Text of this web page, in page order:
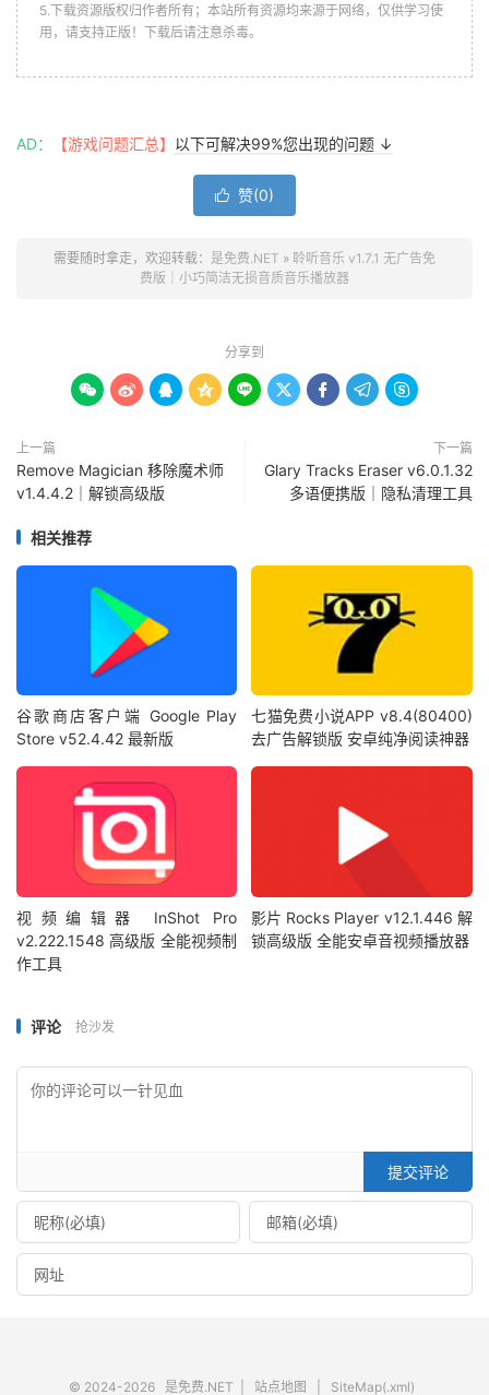
5.下载资源版权归作者所有；本站所有资源均来源于网络，仅供学习使
用，请支持正版！下载后请注意杀毒。
AD： 【游戏问题汇总】 以下可解决99%您出现的问题 ↓
 赞(0)
需要随时拿走，欢迎转载： 是免费.NET » 聆听音乐 v1.7.1 无广告免
费版｜小巧简洁无损音质音乐播放器
分享到
        
上一篇
Remove Magician 移除魔术师
v1.4.4.2｜解锁高级版
下一篇
Glary Tracks Eraser v6.0.1.32
多语便携版｜隐私清理工具
相关推荐
谷歌商店客户端 Google Play
Store v52.4.42 最新版
七猫免费小说APP v8.4(80400)
去广告解锁版 安卓纯净阅读神器
视频编辑器 InShot Pro
v2.222.1548 高级版 全能视频制
作工具
影片 Rocks Player v12.1.446 解
锁高级版 全能安卓音视频播放器
评论 抢沙发
提交评论
© 2024-2026 是免费.NET 站点地图 SiteMap(.xml)